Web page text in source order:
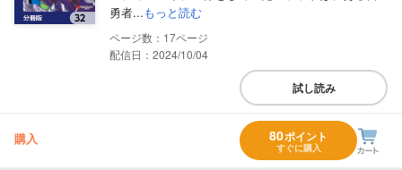
勇者...もっと読む
17
配信日：2024/10/04
試し読み
購入 80ポイント
すぐに購入